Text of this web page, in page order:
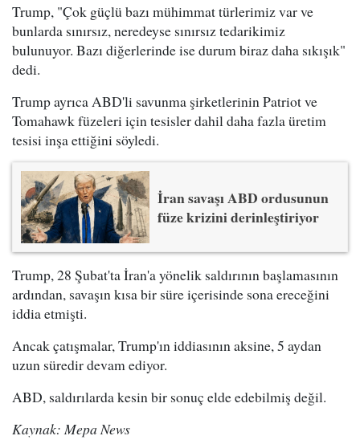
Trump, "Çok güçlü bazı mühimmat türlerimiz var ve
bunlarda sınırsız, neredeyse sınırsız tedarikimiz
bulunuyor. Bazı diğerlerinde ise durum biraz daha sıkışık"
dedi.
Trump ayrıca ABD'li savunma şirketlerinin Patriot ve
Tomahawk füzeleri için tesisler dahil daha fazla üretim
tesisi inşa ettiğini söyledi.
İran savaşı ABD ordusunun
füze krizini derinleştiriyor
Trump, 28 Şubat'ta İran'a yönelik saldırının başlamasının
ardından, savaşın kısa bir süre içerisinde sona ereceğini
iddia etmişti.
Ancak çatışmalar, Trump'ın iddiasının aksine, 5 aydan
uzun süredir devam ediyor.
ABD, saldırılarda kesin bir sonuç elde edebilmiş değil.
Kaynak: Mepa News